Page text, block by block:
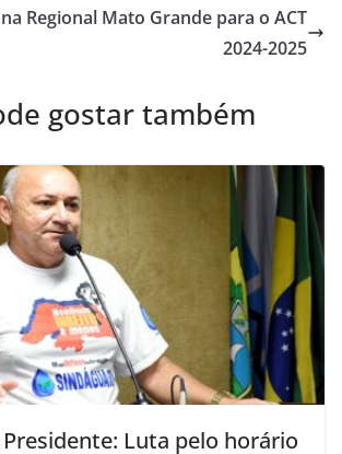
Regional Mato Grande para o ACT
2024-2025
gostar também
Presidente: Luta pelo horário